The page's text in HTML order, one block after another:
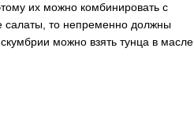
их можно комбинировать с
то непременно должны
можно взять тунца в масле.